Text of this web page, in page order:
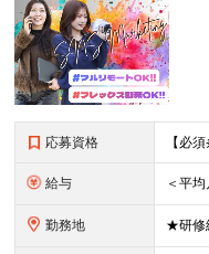
応募資格
給与
勤務地